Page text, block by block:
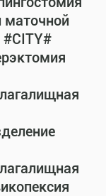
маточной
#CITY#